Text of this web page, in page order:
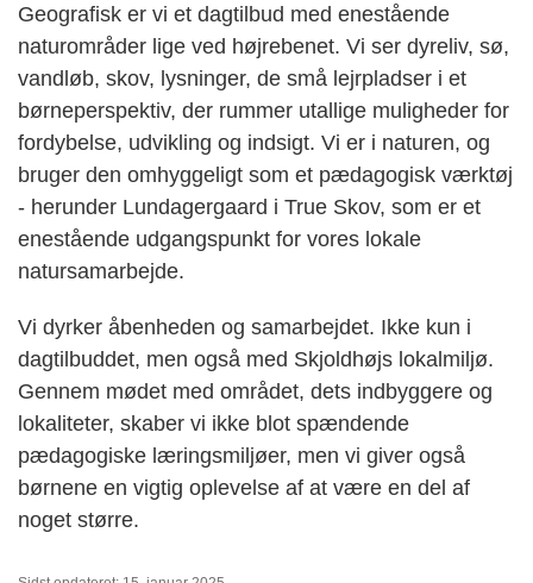
Geografisk er vi et dagtilbud med enestående
naturområder lige ved højrebenet. Vi ser dyreliv, sø,
vandløb, skov, lysninger, de små lejrpladser i et
børneperspektiv, der rummer utallige muligheder for
fordybelse, udvikling og indsigt. Vi er i naturen, og
bruger den omhyggeligt som et pædagogisk værktøj
- herunder Lundagergaard i True Skov, som er et
enestående udgangspunkt for vores lokale
natursamarbejde.
Vi dyrker åbenheden og samarbejdet. Ikke kun i
dagtilbuddet, men også med Skjoldhøjs lokalmiljø.
Gennem mødet med området, dets indbyggere og
lokaliteter, skaber vi ikke blot spændende
pædagogiske læringsmiljøer, men vi giver også
børnene en vigtig oplevelse af at være en del af
noget større.